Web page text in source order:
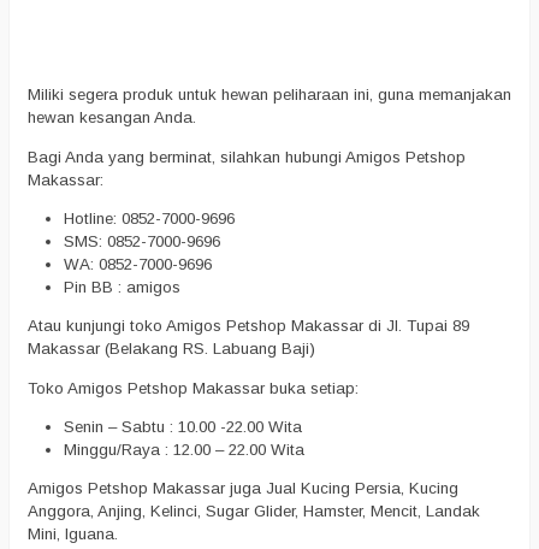
Miliki segera produk untuk hewan peliharaan ini, guna memanjakan
hewan kesangan Anda.
Bagi Anda yang berminat, silahkan hubungi Amigos Petshop
Makassar:
Hotline: 0852-7000-9696
SMS: 0852-7000-9696
WA: 0852-7000-9696
Pin BB : amigos
Atau kunjungi toko Amigos Petshop Makassar di Jl. Tupai 89
Makassar (Belakang RS. Labuang Baji)
Toko Amigos Petshop Makassar buka setiap:
Senin – Sabtu : 10.00 -22.00 Wita
Minggu/Raya : 12.00 – 22.00 Wita
Amigos Petshop Makassar juga Jual Kucing Persia, Kucing
Anggora, Anjing, Kelinci, Sugar Glider, Hamster, Mencit, Landak
Mini, Iguana.